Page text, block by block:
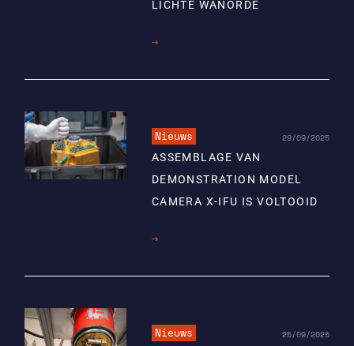
LICHTE WANORDE
Lees
Nieuws 29/09/2025
ASSEMBLAGE VAN
DEMONSTRATION MODEL
CAMERA X-IFU IS VOLTOOID
Lees
Nieuws 25/09/2025